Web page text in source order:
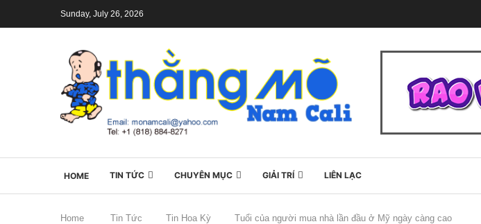
Sunday, July 26, 2026
HOME TIN TỨC CHUYÊN MỤC GIẢI TRÍ LIÊN LẠC
Home Tin Tức Tin Hoa Kỳ Tuổi của người mua nhà lần đầu ở Mỹ ngày càng cao